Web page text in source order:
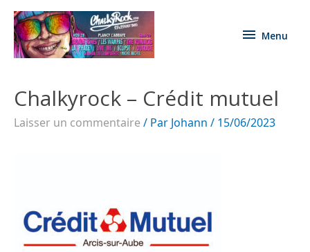
Menu
Chalkyrock – Crédit mutuel
Laisser un commentaire / Par Johann / 15/06/2023